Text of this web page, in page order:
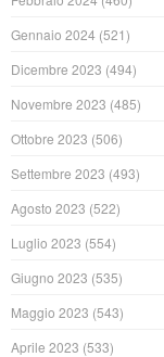
Gennaio 2024 (521)
Dicembre 2023 (494)
Novembre 2023 (485)
Ottobre 2023 (506)
Settembre 2023 (493)
Agosto 2023 (522)
Luglio 2023 (554)
Giugno 2023 (535)
Maggio 2023 (543)
Aprile 2023 (533)